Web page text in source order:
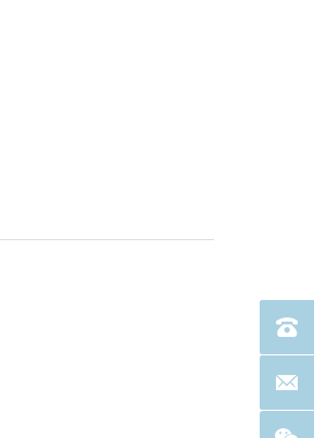
电话
联系